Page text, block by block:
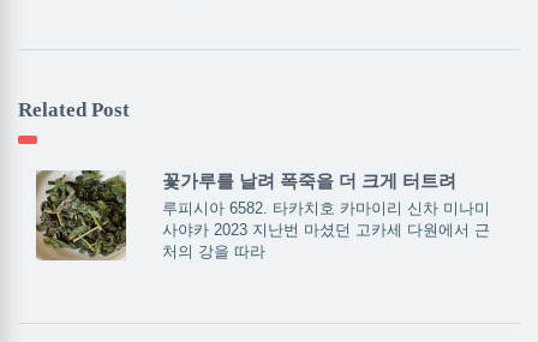
Related Post
꽃가루를 날려 폭죽을 더 크게 터트려
루피시아 6582. 타카치호 카마이리 신차 미나미
사야카 2023 지난번 마셨던 고카세 다원에서 근
처의 강을 따라